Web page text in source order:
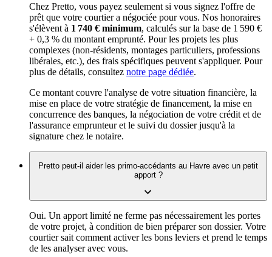
Chez Pretto, vous payez seulement si vous signez l'offre de
prêt que votre courtier a négociée pour vous. Nos honoraires
s'élèvent à 1 740 € minimum, calculés sur la base de 1 590 €
+ 0,3 % du montant emprunté. Pour les projets les plus
complexes (non-résidents, montages particuliers, professions
libérales, etc.), des frais spécifiques peuvent s'appliquer. Pour
plus de détails, consultez notre page dédiée.
Ce montant couvre l'analyse de votre situation financière, la
mise en place de votre stratégie de financement, la mise en
concurrence des banques, la négociation de votre crédit et de
l'assurance emprunteur et le suivi du dossier jusqu'à la
signature chez le notaire.
Pretto peut-il aider les primo-accédants au Havre avec un petit
apport ?
Oui. Un apport limité ne ferme pas nécessairement les portes
de votre projet, à condition de bien préparer son dossier. Votre
courtier sait comment activer les bons leviers et prend le temps
de les analyser avec vous.